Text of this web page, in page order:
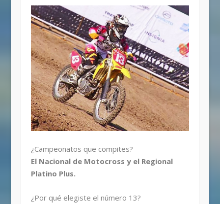
¿Campeonatos que compites?
El Nacional de Motocross y el Regional
Platino Plus.
¿Por qué elegiste el número 13?